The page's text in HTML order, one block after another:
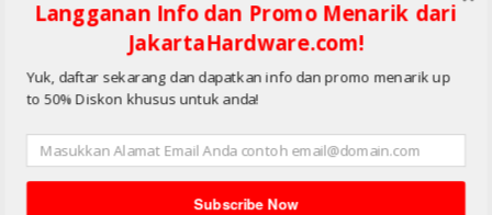
UHF Low 350-400Mhz, 4w
Harga : Rp6.900.000,00
Langganan Info dan Promo Menarik dari
JakartaHardware.com!
Yuk, daftar sekarang dan dapatkan info dan promo menarik up
to 50% Diskon khusus untuk anda!
Subscribe Now